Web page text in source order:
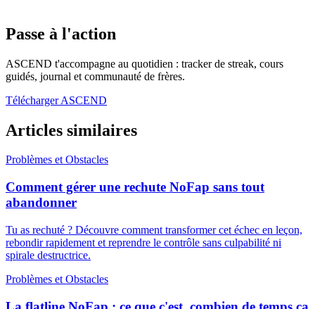
Passe à l'action
ASCEND t'accompagne au quotidien : tracker de streak, cours
guidés, journal et communauté de frères.
Télécharger ASCEND
Articles similaires
Problèmes et Obstacles
Comment gérer une rechute NoFap sans tout
abandonner
Tu as rechuté ? Découvre comment transformer cet échec en leçon,
rebondir rapidement et reprendre le contrôle sans culpabilité ni
spirale destructrice.
Problèmes et Obstacles